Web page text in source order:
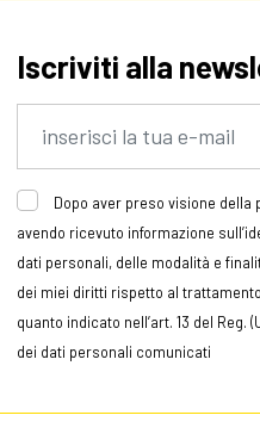
Iscriviti alla
Dopo aver preso visione
avendo ricevuto informazione
dati personali, delle modalità e
dei miei diritti rispetto al
quanto indicato nell’art. 13 del Reg.
dei dati personali comunicati